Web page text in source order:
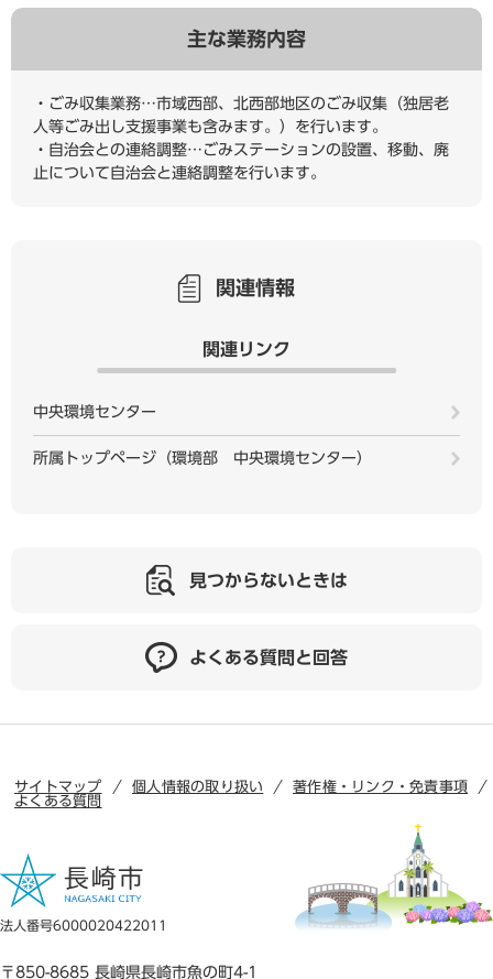
主な業務内容
・ごみ収集業務…市域西部、北西部地区のごみ収集（独居老
人等ごみ出し支援事業も含みます。）を行います。
・自治会との連絡調整…ごみステーションの設置、移動、廃
止について自治会と連絡調整を行います。
関連情報
関連リンク
中央環境センター
所属トップページ（環境部 中央環境センター）
見つからないときは
よくある質問と回答
サイトマップ 個人情報の取り扱い
著作権・リンク・免責事項
よくある質問
法人番号6000020422011
〒850-8685 長崎県長崎市魚の町4-1